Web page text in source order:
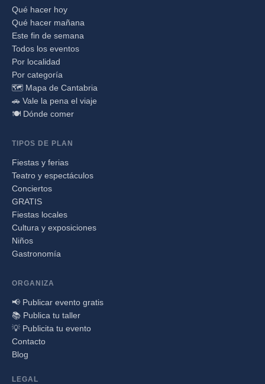
Qué hacer hoy
Qué hacer mañana
Este fin de semana
Todos los eventos
Por localidad
Por categoría
🗺️ Mapa de Cantabria
🚗 Vale la pena el viaje
🍽️ Dónde comer
TIPOS DE PLAN
Fiestas y ferias
Teatro y espectáculos
Conciertos
GRATIS
Fiestas locales
Cultura y exposiciones
Niños
Gastronomía
ORGANIZA
📢 Publicar evento gratis
📚 Publica tu taller
💡 Publicita tu evento
Contacto
Blog
LEGAL